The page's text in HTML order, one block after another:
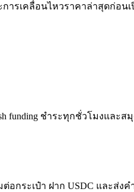
ารเคลื่อนไหวราคาล่าสุดก่อ
funding ชำระทุกชั่วโมงและ
อกระเป๋า ฝาก USDC และส่ง